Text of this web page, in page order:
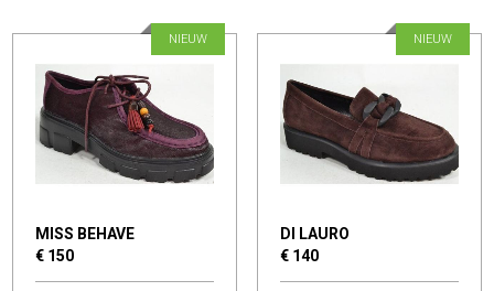
MISS BEHAVE
€ 150
NIEUW
DI LAURO
€ 140
NIEUW